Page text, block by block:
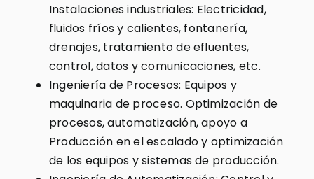
Instalaciones industriales: Electricidad,
fluidos fríos y calientes, fontanería,
drenajes, tratamiento de efluentes,
control, datos y comunicaciones, etc.
Ingeniería de Procesos: Equipos y
maquinaria de proceso. Optimización de
procesos, automatización, apoyo a
Producción en el escalado y optimización
de los equipos y sistemas de producción.